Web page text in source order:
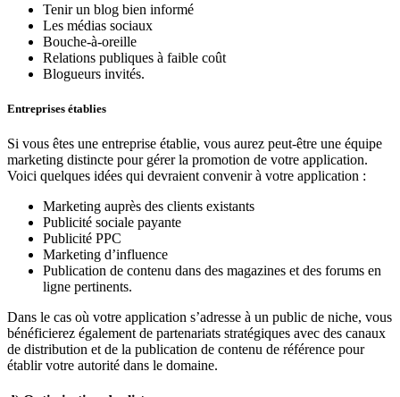
Tenir un blog bien informé
Les médias sociaux
Bouche-à-oreille
Relations publiques à faible coût
Blogueurs invités.
Entreprises établies
Si vous êtes une entreprise établie, vous aurez peut-être une équipe
marketing distincte pour gérer la promotion de votre application.
Voici quelques idées qui devraient convenir à votre application :
Marketing auprès des clients existants
Publicité sociale payante
Publicité PPC
Marketing d’influence
Publication de contenu dans des magazines et des forums en
ligne pertinents.
Dans le cas où votre application s’adresse à un public de niche, vous
bénéficierez également de partenariats stratégiques avec des canaux
de distribution et de la publication de contenu de référence pour
établir votre autorité dans le domaine.